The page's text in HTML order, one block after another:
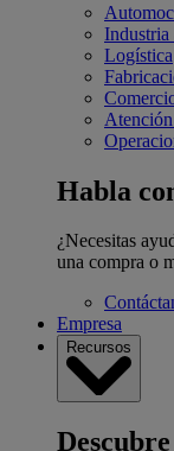
Industria
Logística
Habla
¿Necesitas
una compra o
Empresa
Recursos